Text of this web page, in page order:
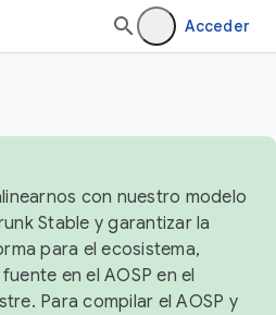
Acceder
con nuestro modelo
Stable y garantizar la
para el ecosistema,
en el AOSP en el
Para compilar el AOSP y